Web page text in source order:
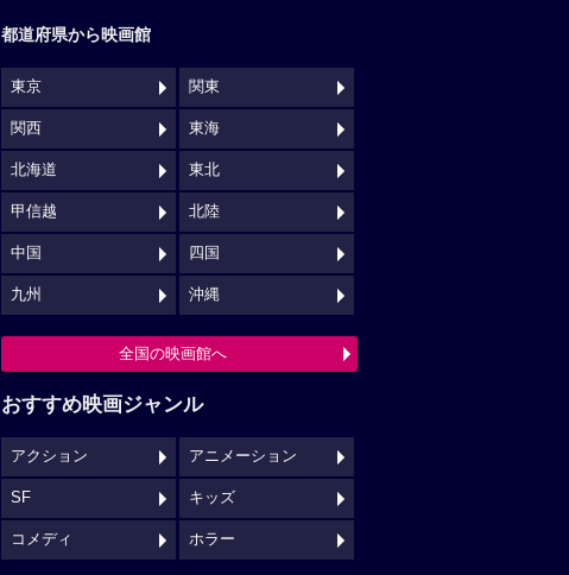
都道府県から映画館
東京 関東
関西 東海
北海道 東北
甲信越 北陸
中国 四国
九州 沖縄
全国の映画館へ
おすすめ映画ジャンル
アクション アニメーション
SF キッズ
コメディ ホラー